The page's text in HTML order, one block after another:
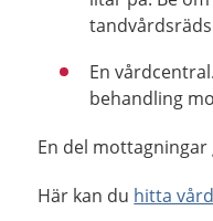
En
behandling
En del
Här kan du hitta